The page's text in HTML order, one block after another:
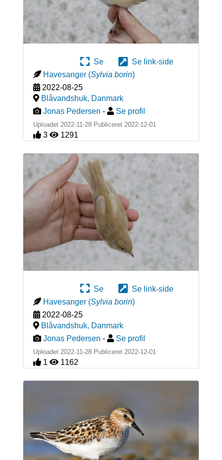
Se
Se link-side
Havesanger (Sylvia borin)
2022-08-25
Blåvandshuk, Danmark
Jonas Pedersen - Se profil
Uploadet 2022-11-28 Publiceret 2022-12-01
3 1291
Se
Se link-side
Havesanger (Sylvia borin)
2022-08-25
Blåvandshuk, Danmark
Jonas Pedersen - Se profil
Uploadet 2022-11-28 Publiceret 2022-12-01
1 1162